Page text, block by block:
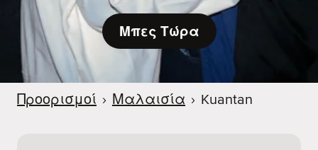
Μπες Τώρα
Προορισμοί › Μαλαισία › Kuantan